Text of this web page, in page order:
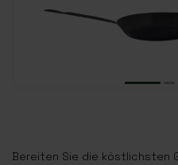
Bereiten Sie die köstlichsten